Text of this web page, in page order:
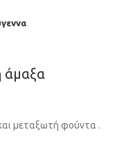
άμαξα
μεταξωτή φούντα .